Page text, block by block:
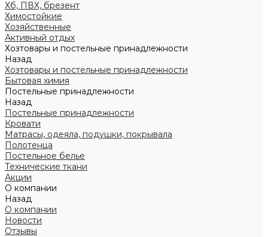
Хб, ПВХ, брезент
Химостойкие
Хозяйственные
Активный отдых
Хозтовары и постельные принадлежности
Назад
Хозтовары и постельные принадлежности
Бытовая химия
Постельные принадлежности
Назад
Постельные принадлежности
Кровати
Матрасы, одеяла, подушки, покрывала
Полотенца
Постельное белье
Технические ткани
Акции
О компании
Назад
О компании
Новости
Отзывы